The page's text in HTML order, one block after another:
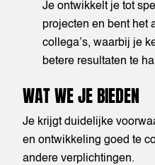
Je ontwikkelt je tot
projecten en bent het
collega’s, waarbij je
betere resultaten te
WAT WE JE BIEDEN
Je krijgt duidelijke
en ontwikkeling goed te
andere verplichtingen.